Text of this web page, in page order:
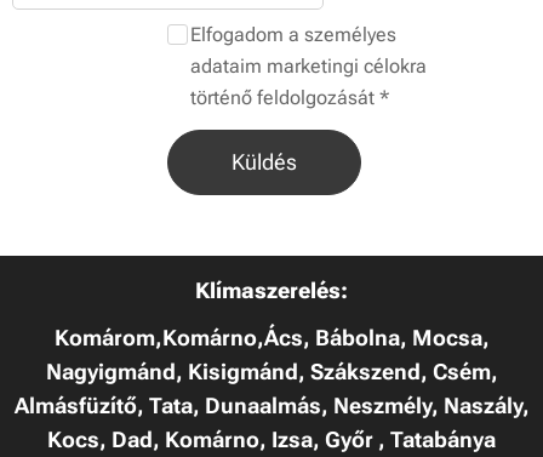
Elfogadom a személyes
adataim marketingi célokra
történő feldolgozását
Küldés
Klímaszerelés:
Komárom,Komárno,Ács, Bábolna, Mocsa,
Nagyigmánd, Kisigmánd, Szákszend, Csém,
Almásfüzítő, Tata, Dunaalmás, Neszmély, Naszály,
Kocs, Dad, Komárno, Izsa, Győr , Tatabánya